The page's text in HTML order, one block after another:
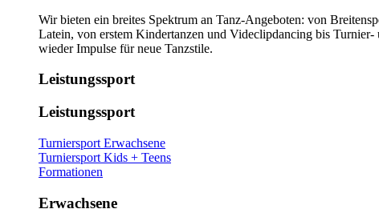
Wir bieten ein breites Spektrum an Tanz-Angeboten: von
Latein, von erstem Kindertanzen und Videclipdancing bis
wieder Impulse für neue Tanzstile.
Leistungssport
Leistungssport
Turniersport Erwachsene
Turniersport Kids + Teens
Formationen
Erwachsene